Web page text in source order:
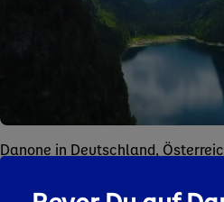
Danone in Deutschland,
Länder, 2.050 Mitarbeitende –